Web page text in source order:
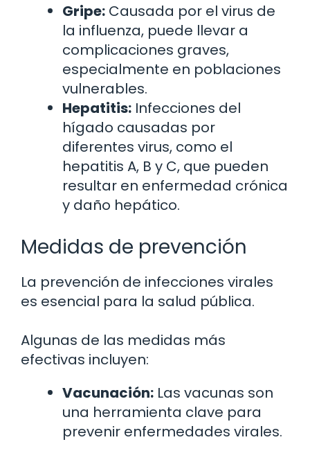
Gripe: Causada por el virus de
la influenza, puede llevar a
complicaciones graves,
especialmente en poblaciones
vulnerables.
Hepatitis: Infecciones del
hígado causadas por
diferentes virus, como el
hepatitis A, B y C, que pueden
resultar en enfermedad crónica
y daño hepático.
Medidas de prevención
La prevención de infecciones virales
es esencial para la salud pública.
Algunas de las medidas más
efectivas incluyen:
Vacunación: Las vacunas son
una herramienta clave para
prevenir enfermedades virales.